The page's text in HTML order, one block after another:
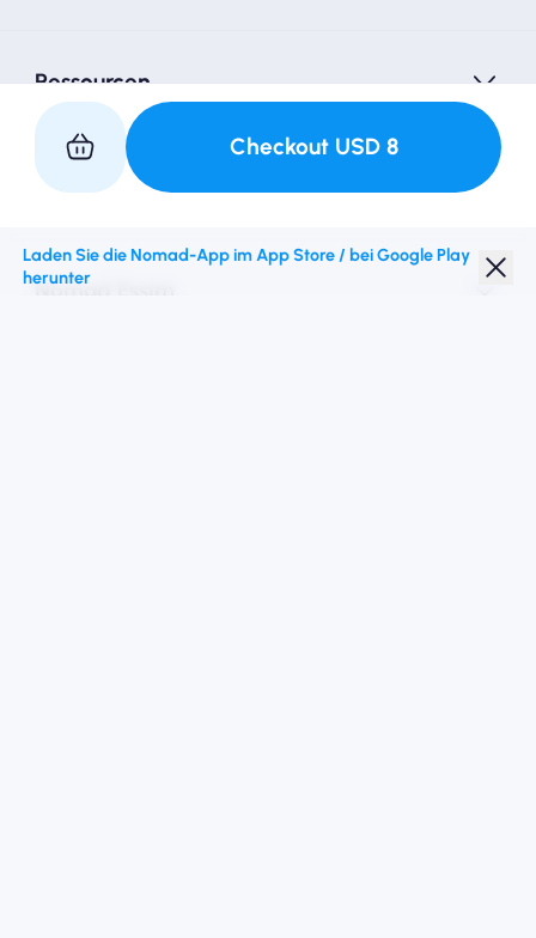
Checkout USD 8
Ressourcen
Partner mit uns
Nomad Essim
Laden Sie die Nomad-App im App Store / bei Google Play
herunter